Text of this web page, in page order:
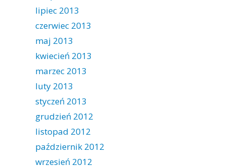
lipiec 2013
czerwiec 2013
maj 2013
kwiecień 2013
marzec 2013
luty 2013
styczeń 2013
grudzień 2012
listopad 2012
październik 2012
wrzesień 2012